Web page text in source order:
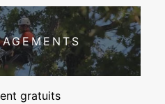
gratuits